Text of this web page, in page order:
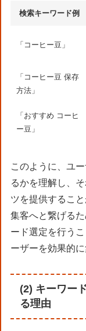
検索キーワード例
「コーヒー豆」
「コーヒー豆 保存
方法」
「おすすめ コーヒ
ー豆」
このように、ユ
るかを理解し、
ツを提供するこ
集客へと繋げる
ード選定を行う
ーザーを効果的
(2) キーワー
る理由